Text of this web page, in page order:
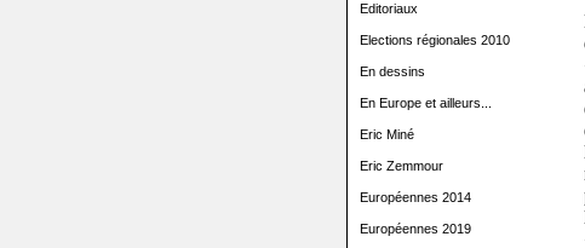
Editoriaux
Elections régionales 2010
En dessins
En Europe et ailleurs...
Eric Miné
Eric Zemmour
Européennes 2014
Européennes 2019